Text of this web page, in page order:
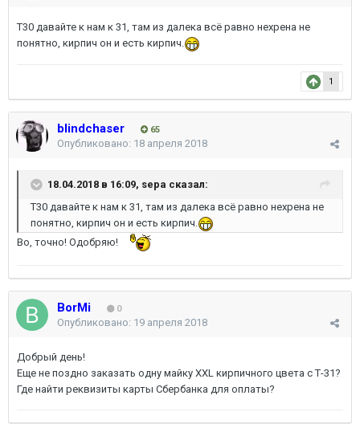
Т30 давайте к нам к 31, там из далека всё равно нехрена не
понятно, кирпич он и есть кирпич.
1
blindchaser 65
Опубликовано: 18 апреля 2018
18.04.2018 в 16:09, sepa сказал:
Т30 давайте к нам к 31, там из далека всё равно нехрена не
понятно, кирпич он и есть кирпич.
Во, точно! Одобряю!
BorMi 0
Опубликовано: 19 апреля 2018
Добрый день!
Еще не поздно заказать одну майку XXL кирпичного цвета с Т-31?
Где найти реквизиты карты Сбербанка для оплаты?